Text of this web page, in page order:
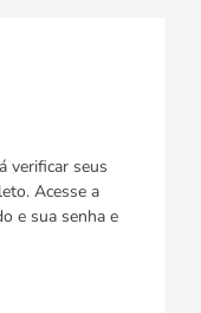
verificar seus
Acesse a
e sua senha e